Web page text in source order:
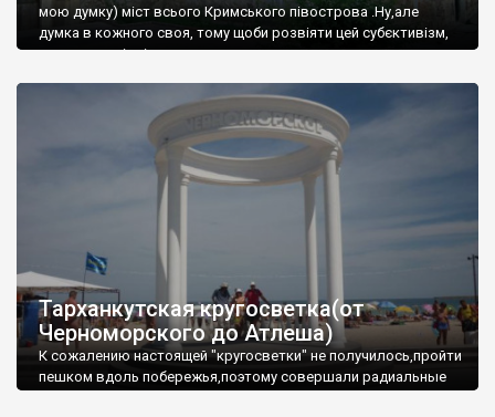
мою думку) міст всього Кримського півострова .Ну,але
думка в кожного своя, тому щоби розвіяти цей субєктивізм,
запрошую відвідати це
Тарханкутская кругосветка(от
Черноморского до Атлеша)
К сожалению настоящей "кругосветки" не получилось,пройти
пешком вдоль побережья,поэтому совершали радиальные